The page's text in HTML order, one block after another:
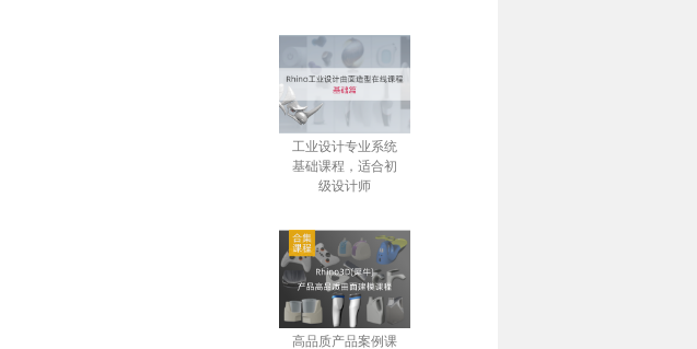
工业设计专业系统
基础课程，适合初
级设计师
高品质产品案例课